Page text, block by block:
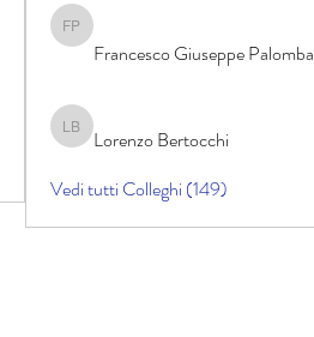
Francesco Giuseppe Palomba
Francesco Giuseppe Palomba
Lorenzo Bertocchi
Lorenzo Bertocchi
Vedi tutti Colleghi (149)